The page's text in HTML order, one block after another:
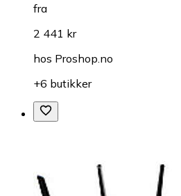
fra
2 441 kr
hos Proshop.no
+6 butikker